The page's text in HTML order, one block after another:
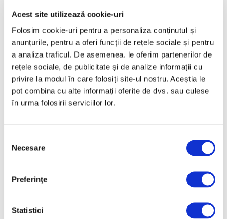
Acest site utilizează cookie-uri
Folosim cookie-uri pentru a personaliza conținutul și
anunțurile, pentru a oferi funcții de rețele sociale și pentru
a analiza traficul. De asemenea, le oferim partenerilor de
rețele sociale, de publicitate și de analize informații cu
privire la modul în care folosiți site-ul nostru. Aceștia le
pot combina cu alte informații oferite de dvs. sau culese
în urma folosirii serviciilor lor.
consimțământului
Necesare
Preferinţe
Statistici
Articole recente
Reinterpretare
contemporană a operei